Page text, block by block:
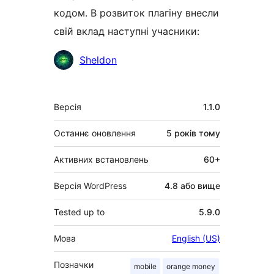
кодом. В розвиток плагіну внесли
свій вклад наступні учасники:
УчасникиSheldon
Мета
Версія 1.1.0
Останнє оновлення 5 років тому
Активних встановлень 60+
Версія WordPress 4.8 або вище
Tested up to 5.9.0
Мова English (US)
Позначки mobile orange money